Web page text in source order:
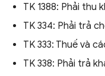
TK 1388: Phải thu
TK 334: Phải trả
TK 333: Thuế và
TK 338: Phải trả